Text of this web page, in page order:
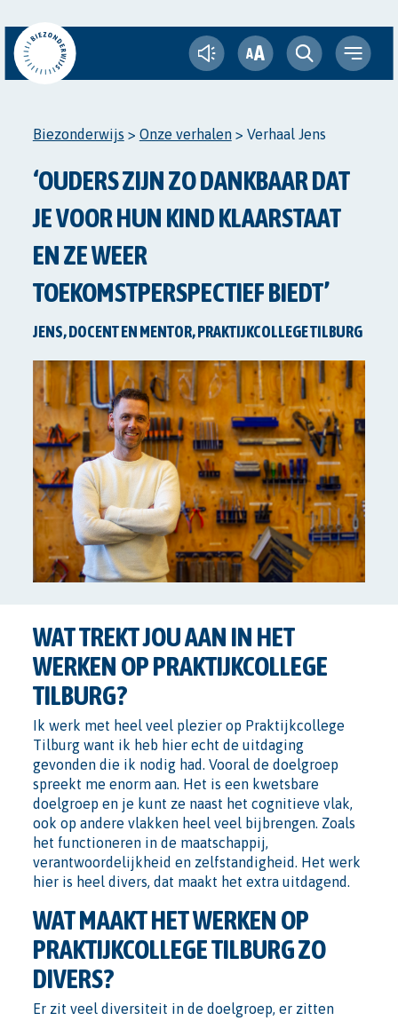
AA
Biezonderwijs > Onze verhalen> Verhaal Jens
‘OUDERS ZIJN ZO DANKBAAR DAT
JE VOOR HUN KIND KLAARSTAAT
EN ZE WEER
TOEKOMSTPERSPECTIEF BIEDT’
JENS, DOCENT EN MENTOR, PRAKTIJKCOLLEGE TILBURG
WAT TREKT JOU AAN IN HET
WERKEN OP PRAKTIJKCOLLEGE
TILBURG?
Ik werk met heel veel plezier op Praktijkcollege
Tilburg want ik heb hier echt de uitdaging
gevonden die ik nodig had. Vooral de doelgroep
spreekt me enorm aan. Het is een kwetsbare
doelgroep en je kunt ze naast het cognitieve vlak,
ook op andere vlakken heel veel bijbrengen. Zoals
het functioneren in de maatschappij,
verantwoordelijkheid en zelfstandigheid. Het werk
hier is heel divers, dat maakt het extra uitdagend.
WAT MAAKT HET WERKEN OP
PRAKTIJKCOLLEGE TILBURG ZO
DIVERS?
Er zit veel diversiteit in de doelgroep, er zitten